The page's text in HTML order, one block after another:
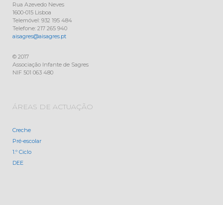
Rua Azevedo Neves
1600-015 Lisboa
Telemóvel: 932 195 484
Telefone: 217 265 940
aisagres@aisagres.pt
© 2017
Associação Infante de Sagres
NIF 501 063 480
ÁREAS DE ACTUAÇÃO
Creche
Pré-escolar
1.º Ciclo
DEE